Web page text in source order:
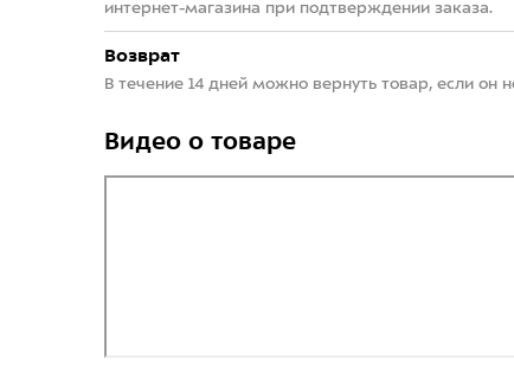
интернет-магазина при подтверждении заказа.
Возврат
В течение 14 дней можно вернуть товар, если он
Видео о товаре